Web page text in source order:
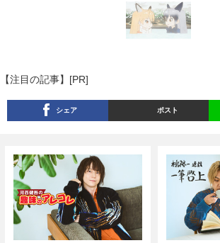
【注目の記事】[PR]
シェア ポスト